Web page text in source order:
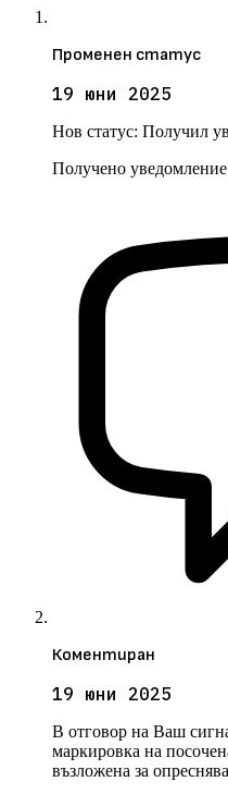
Променен статус
19 юни 2025
Нов статус: Получил
Получено уведомление
Коментиран
19 юни 2025
В отговор на Ваш
маркировка на
възложена за